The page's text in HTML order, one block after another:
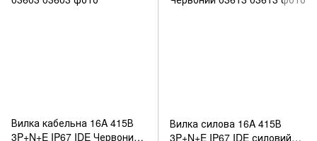
Вилка кабельна 16A 415В
3P+N+E IP67 IDE Червоний
Вилка силова 16A 415В
3P+N+E IP67 IDE силовий